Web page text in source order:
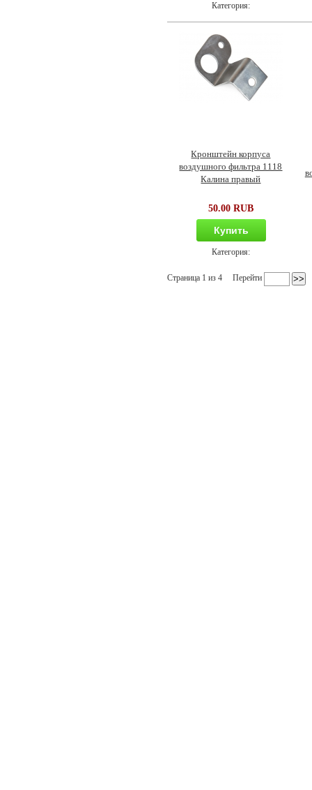
Категория:
Кронштейн корпуса
воздушного фильтра 1118
Калина правый
50.00 RUB
Купить
Категория:
Страница 1 из 4 Перейти